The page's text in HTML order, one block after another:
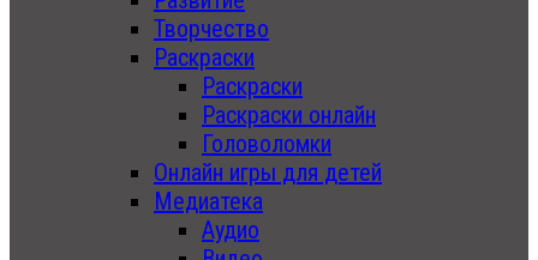
Творчество
Раскраски
Раскраски
Раскраски онлайн
Головоломки
Онлайн игры для детей
Медиатека
Аудио